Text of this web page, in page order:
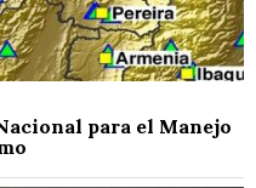
para el Manejo